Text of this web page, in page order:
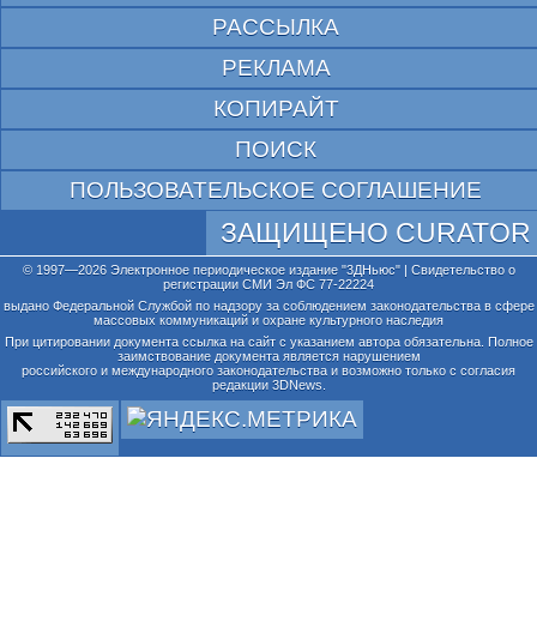
РАССЫЛКА
РЕКЛАМА
КОПИРАЙТ
ПОИСК
ПОЛЬЗОВАТЕЛЬСКОЕ СОГЛАШЕНИЕ
ЗАЩИЩЕНО CURATOR
© 1997—2026 Электронное периодическое издание "3ДНьюс" | Свидетельство о
регистрации СМИ Эл ФС 77-22224
выдано Федеральной Службой по надзору за соблюдением законодательства в сфере
массовых коммуникаций и охране культурного наследия
При цитировании документа ссылка на сайт с указанием автора обязательна. Полное
заимствование документа является нарушением
российского и международного законодательства и возможно только с согласия
редакции 3DNews.